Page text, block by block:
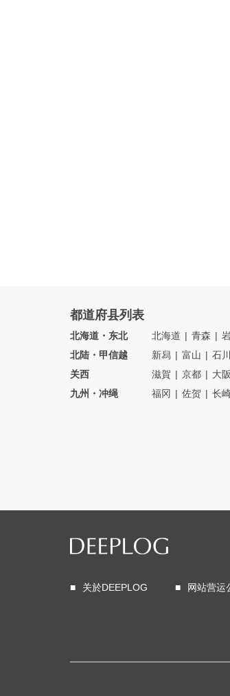
都道府县列表
北海道・东北 北海道 青森
北陆・甲信越
新舄 富山 石川
关西
滋賀 京都 大阪
九州・冲绳
福冈 佐贺 长
关於DEEPLOG 网站营运